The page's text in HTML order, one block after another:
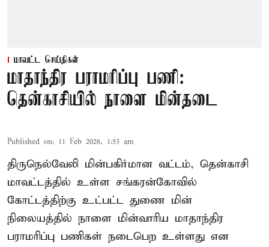
மாவட்ட செய்திகள்
மாதாந்திர பராமரிப்பு பணி:
தென்காசியில் நாளை மின்தடை
Published on: 11 Feb 2026, 1:53 am
திருநெல்வேலி மின்பகிர்மான வட்டம், தென்காசி
மாவட்டத்தில் உள்ள சங்கரன்கோவில்
கோட்டத்திற்கு உட்பட்ட துணை மின்
நிலையத்தில் நாளை மின்வாரிய மாதாந்திர
பராமரிப்பு பணிகள் நடைபெற உள்ளது என